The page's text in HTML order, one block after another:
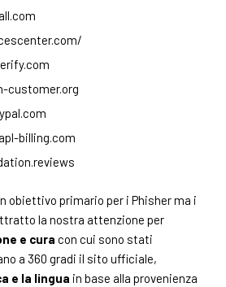
billing.com
obiettivo primario per i Phisher ma i
la nostra attenzione per
e cura con cui sono stati
a 360 gradi il sito ufficiale,
e la lingua in base alla provenienza